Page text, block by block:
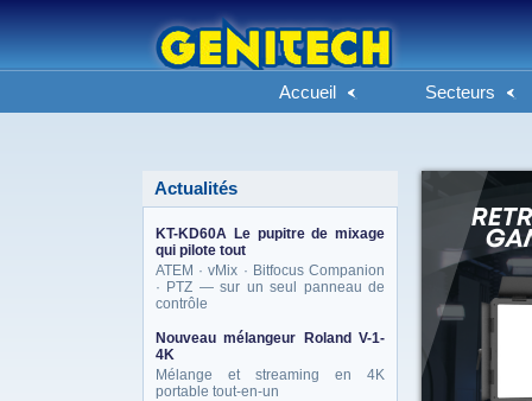
Accueil Secteurs
Actualités
KT-KD60A Le pupitre de mixage
qui pilote tout
ATEM · vMix · Bitfocus Companion
· PTZ — sur un seul panneau de
contrôle
Nouveau mélangeur Roland V-1-
4K
Mélange et streaming en 4K
portable tout-en-un